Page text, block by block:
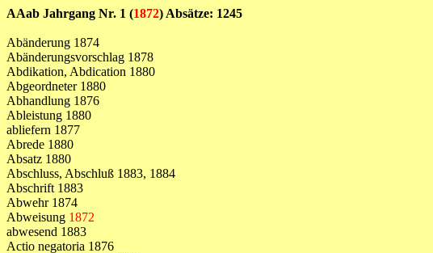
AAab Jahrgang Nr. 1 (1872) Absätze: 1245
Abänderung 1874
Abänderungsvorschlag 1878
Abdikation, Abdication 1880
Abgeordneter 1880
Abhandlung 1876
Ableistung 1880
abliefern 1877
Abrede 1880
Absatz 1880
Abschluss, Abschluß 1883, 1884
Abschrift 1883
Abwehr 1874
Abweisung 1872
abwesend 1883
Actio negatoria 1876